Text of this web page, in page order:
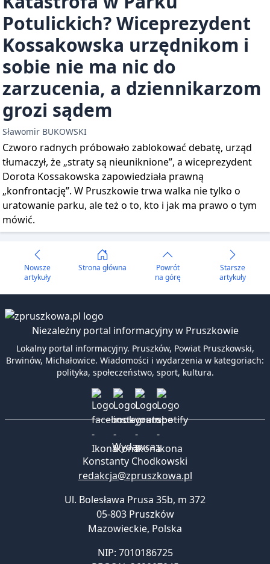
Potulickich? Wiceprezydent
Kossakowska urzędnikom i
sobie nie ma nic do
zarzucenia, a dziennikarzom
grozi sądem
Sławomir BUKOWSKI
Czworo radnych próbowało zablokować debatę, urząd
tłumaczył, że „straty są nieuniknione”, a wiceprezydent
Dorota Kossakowska zapowiedziała prawną
„konfrontację”. W Pruszkowie trwa walka nie tylko o
uratowanie parku, ale też o to, kto i jak ma prawo o tym
mówić.
Nowsze
artykuły
Strona główna
Powrót
na górę
Starsze
artykuły
Niezależny portal informacyjny w Pruszkowie
Lokalny portal informacyjny. Pruszków, Powiat Pruszkowski,
Brwinów, Michałowice. Wiadomości i wydarzenia w kategoriach:
polityka, społeczeństwo, sport, kultura.
Wydawca:
Konstanty Chodkowski
redakcja@zpruszkowa.pl
Ul. Bolesława Prusa 35b, m 372
05-803 Pruszków
Mazowieckie, Polska
NIP: 7010186725